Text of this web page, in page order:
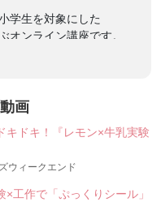
学生を対象にした
ンライン講座です。
となる「暦(こよみ)」
っているか、知っていま
は？
ら知らない文字がありま
たことはありますか？
十四節気(にじゅうしせっ
ますよ！
画
キドキ！『レモン×牛乳実験
ウィークエンド
工作で「ぷっくりシール」